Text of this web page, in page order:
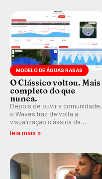
MODELO DE ÁGUAS RASAS
O Clássico voltou. Mais
completo do que
nunca.
Depois de ouvir a comunidade,
o Waves traz de volta a
visualização clássica da
previsão de águas rasas,
agora integrada à nova
ondas para até 16 dias.
leia mais »